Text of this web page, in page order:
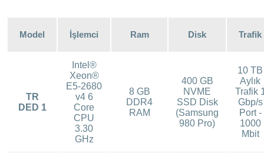
Model İşlemci Ram Disk Trafik
TR
DED 1
Intel®
Xeon®
E5-2680
v4 6
Core
CPU
3.30
GHz
8 GB
DDR4
RAM
400 GB
NVME
SSD Disk
(Samsung
980 Pro)
10 TB
Aylık
Trafik
Gbp/s
Port -
1000
Mbit